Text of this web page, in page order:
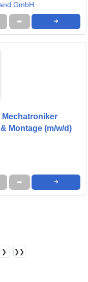
GmbH
➦ ➜
Montage (m/w/d)
➦ ➜
❯ ❯❯